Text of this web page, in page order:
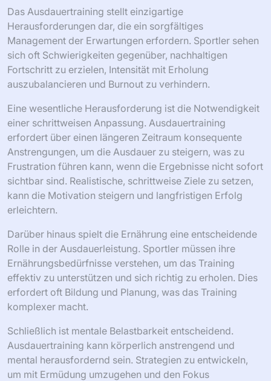
Das Ausdauertraining stellt einzigartige
Herausforderungen dar, die ein sorgfältiges
Management der Erwartungen erfordern. Sportler sehen
sich oft Schwierigkeiten gegenüber, nachhaltigen
Fortschritt zu erzielen, Intensität mit Erholung
auszubalancieren und Burnout zu verhindern.
Eine wesentliche Herausforderung ist die Notwendigkeit
einer schrittweisen Anpassung. Ausdauertraining
erfordert über einen längeren Zeitraum konsequente
Anstrengungen, um die Ausdauer zu steigern, was zu
Frustration führen kann, wenn die Ergebnisse nicht sofort
sichtbar sind. Realistische, schrittweise Ziele zu setzen,
kann die Motivation steigern und langfristigen Erfolg
erleichtern.
Darüber hinaus spielt die Ernährung eine entscheidende
Rolle in der Ausdauerleistung. Sportler müssen ihre
Ernährungsbedürfnisse verstehen, um das Training
effektiv zu unterstützen und sich richtig zu erholen. Dies
erfordert oft Bildung und Planung, was das Training
komplexer macht.
Schließlich ist mentale Belastbarkeit entscheidend.
Ausdauertraining kann körperlich anstrengend und
mental herausfordernd sein. Strategien zu entwickeln,
um mit Ermüdung umzugehen und den Fokus